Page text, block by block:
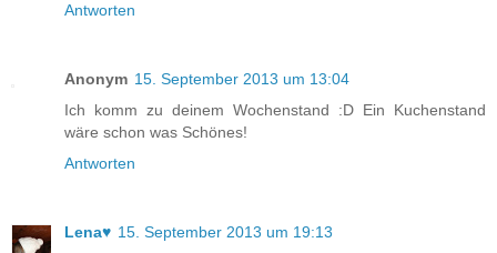
Antworten
Anonym 15. September 2013 um 13:04
Ich komm zu deinem Wochenstand :D Ein Kuchenstand
wäre schon was Schönes!
Antworten
Lena♥ 15. September 2013 um 19:13